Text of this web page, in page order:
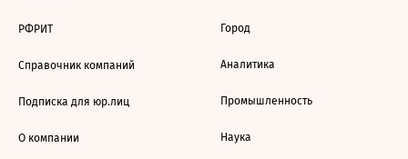
РФРИТ
Справочник компаний
Подписка для юр.лиц
О компании
Город
Аналитика
Промышленность
Наука